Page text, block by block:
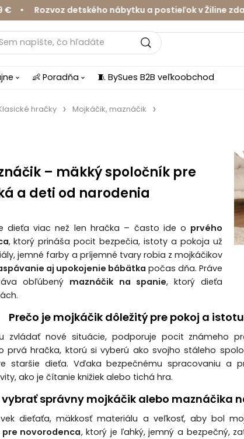
detského nábytku a postieľok v Žiline zdarma •
👶 Poradňa 🧵 BySues B2B veľkoobchod
hračky Mojkáčik, maznáčik
– mäkký spoločník pre
a deti od narodenia
dieťa viac než len hračka – často ide o prvého
, ktorý prináša pocit bezpečia, istoty a pokoja už
jemné farby a príjemné tvary robia z mojkáčikov
aj upokojenie bábätka počas dňa. Práve
obľúbený maznáčik na spanie, ktorý dieťa
Prečo je mojkáčik dôležitý pre pokoj a
zvládať nové situácie, podporuje pocit známeho
prvá hračka, ktorú si vyberú ako svojho stáleho
staršie dieťa. Vďaka bezpečnému spracovaniu a
ako je čítanie knižiek alebo tichá hra.
vybrať správny mojkáčik alebo maznáčika
dieťaťa, mäkkosť materiálu a veľkosť, aby bol
novorodenca, ktorý je ľahký, jemný a bezpečný,